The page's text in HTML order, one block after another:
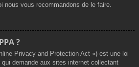
nous vous recommandons de le faire.
?
Privacy and Protection Act ») est une loi
qui demande aux sites internet collectant